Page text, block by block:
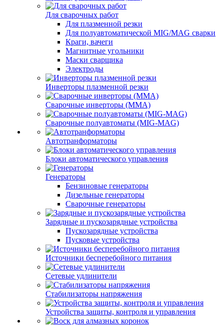
Для сварочных работ
Для плазменной резки
Для полуавтоматической MIG/MAG сварки
Краги, вачеги
Магнитные угольники
Маски сварщика
Электроды
Инверторы плазменной резки
Сварочные инверторы (MMA)
Сварочные полуавтоматы (MIG-MAG)
Автотранформаторы
Блоки автоматического управления
Генераторы
Бензиновые генераторы
Дизельные генераторы
Сварочные генераторы
Зарядные и пускозарядные устройства
Пускозарядные устройства
Пусковые устройства
Источники бесперебойного питания
Сетевые удлинители
Стабилизаторы напряжения
Устройства защиты, контроля и управления